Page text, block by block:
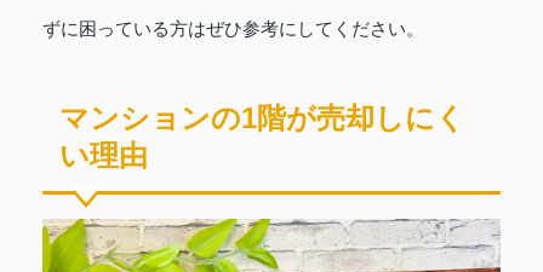
ずに困っている方はぜひ参考にしてください。
マンションの1階が売却しにく
い理由